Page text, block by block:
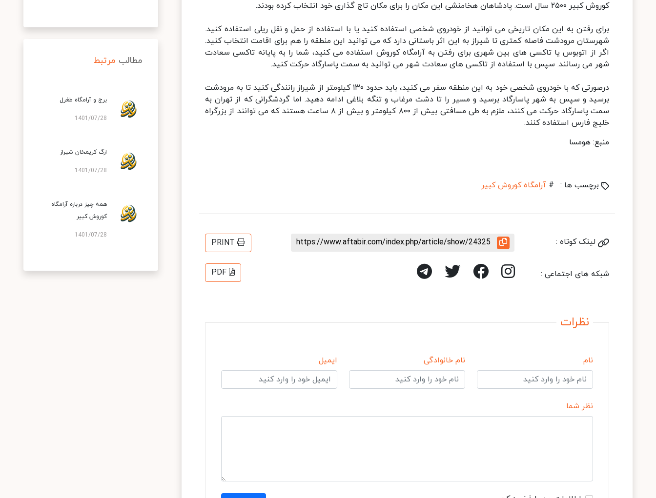
کوروش کبیر ۲۵۰۰ سال است. پادشاهان هخامنشی این مکان را برای مکان تاج گذاری خود انتخاب کرده بودند.
برای رفتن به این مکان تاریخی می توانید از خودروی شخصی استفاده کنید یا با استفاده از حمل و نقل ریلی استفاده کنید.
شهرستان مرودشت فاصله کمتری تا شیراز به این اثر باستانی دارد که می توانید این منطقه را هم برای اقامت انتخاب کنید.
اگر از اتوبوس یا تاکسی های بین شهری برای رفتن به آرامگاه کوروش استفاده می کنید، شما را به پایانه تاکسی سعادت
شهر می رسانند. سپس با استفاده از تاکسی های سعادت شهر می توانید به سمت پاسارگاد حرکت کنید.
درصورتی که با خودروی شخصی خود به این منطقه سفر می کنید، باید حدود ۱۳۰ کیلومتر از شیراز رانندگی کنید تا به مرودشت
برسید و سپس به شهر پاسارگاد برسید و مسیر را تا دشت مرغاب و تنگه بلاغی ادامه دهید. اما گردشگرانی که از تهران به
سمت پاسارگاد حرکت می کنند، ملزم به طی مسافتی بیش از ۸۰۰ کیلومتر و بیش از ۸ ساعت هستند که می توانند از بزرگراه
خلیج فارس استفاده کنند.
منبع: هومسا
برچسب ها : # آرامگاه کوروش کبیر
لینک کوتاه : https://www.aftabir.com/index.php/article/show/24325
PRINT
شبکه های اجتماعی : PDF
نظرات
نام نام خانوادگی ایمیل
نظر شما
مطالب مرتبط
برج و آرامگاه طغرل
1401/07/28
ارگ کریمخان شیراز
1401/07/28
همه چیز درباره آرامگاه
کوروش کبیر
1401/07/28